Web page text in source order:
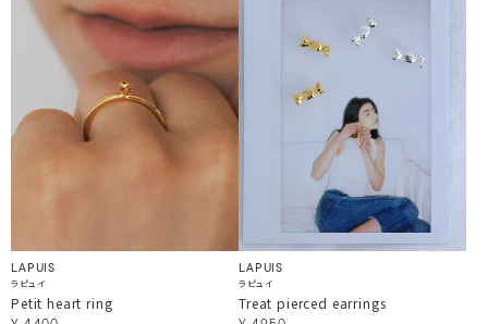
LAPUIS
ラピュイ
Petit heart ring
LAPUIS
ラピュイ
Treat pierced earrings